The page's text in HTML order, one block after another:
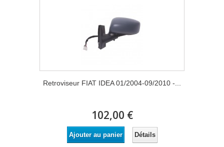
Retroviseur FIAT IDEA 01/2004-09/2010 -...
102,00 €
Ajouter au panier Détails